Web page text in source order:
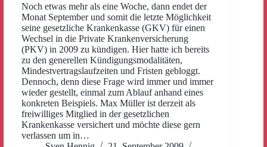
Noch etwas mehr als eine Woche, dann endet der
Monat September und somit die letzte Möglichkeit
seine gesetzliche Krankenkasse (GKV) für einen
Wechsel in die Private Krankenversicherung
(PKV) in 2009 zu kündigen. Hier hatte ich bereits
zu den generellen Kündigungsmodalitäten,
Mindestvertragslaufzeiten und Fristen gebloggt.
Dennoch, denn diese Frage wird immer und immer
wieder gestellt, einmal zum Ablauf anhand eines
konkreten Beispiels. Max Müller ist derzeit als
freiwilliges Mitglied in der gesetzlichen
Krankenkasse versichert und möchte diese gern
verlassen um in…